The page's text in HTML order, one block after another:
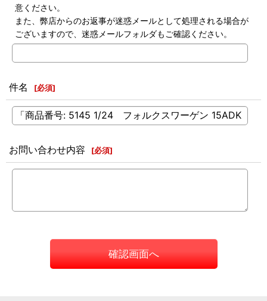
意ください。
また、弊店からのお返事が迷惑メールとして処理される場合が
ございますので、迷惑メールフォルダもご確認ください。
件名 [必須]
お問い合わせ内容 [必須]
確認画面へ